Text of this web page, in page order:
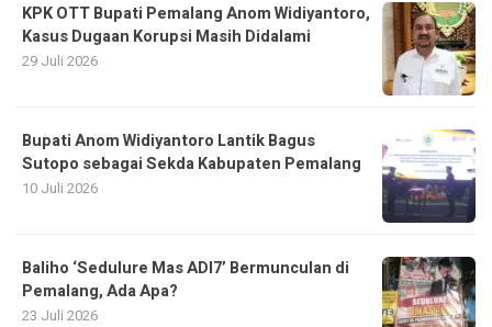
KPK OTT Bupati Pemalang Anom Widiyantoro,
Kasus Dugaan Korupsi Masih Didalami
29 Juli 2026
Bupati Anom Widiyantoro Lantik Bagus
Sutopo sebagai Sekda Kabupaten Pemalang
10 Juli 2026
Baliho ‘Sedulure Mas ADI7’ Bermunculan di
Pemalang, Ada Apa?
23 Juli 2026